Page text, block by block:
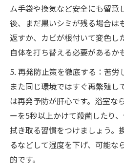
ム手袋や換気など安全にも留意
後、まだ黒いシミが残る場合は
返すか、カビが根付いて変色し
自体を打ち替える必要があるか
5. 再発防止策を徹底する：苦労
また同じ環境ではすぐ再繁殖
は再発予防が肝心です。浴室
ーを5秒以上かけて殺菌したり
拭き取る習慣をつけましょう。
るなどして湿度を下げ、可能な
的です。